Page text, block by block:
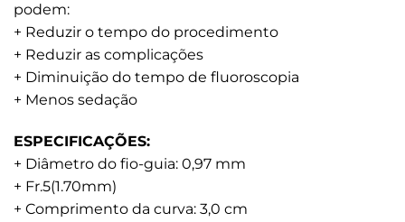
podem:
+ Reduzir o tempo do procedimento
+ Reduzir as complicações
+ Diminuição do tempo de fluoroscopia
+ Menos sedação
ESPECIFICAÇÕES:
+ Diâmetro do fio-guia: 0,97 mm
+ Fr.5(1.70mm)
+ Comprimento da curva: 3,0 cm